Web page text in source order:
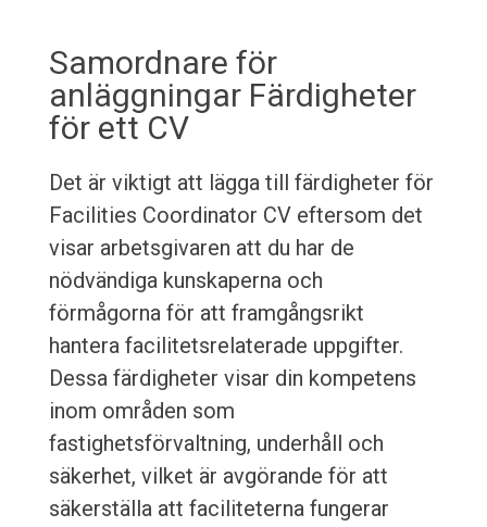
Samordnare för
anläggningar Färdigheter
för ett CV
Det är viktigt att lägga till färdigheter för
Facilities Coordinator CV eftersom det
visar arbetsgivaren att du har de
nödvändiga kunskaperna och
förmågorna för att framgångsrikt
hantera facilitetsrelaterade uppgifter.
Dessa färdigheter visar din kompetens
inom områden som
fastighetsförvaltning, underhåll och
säkerhet, vilket är avgörande för att
säkerställa att faciliteterna fungerar